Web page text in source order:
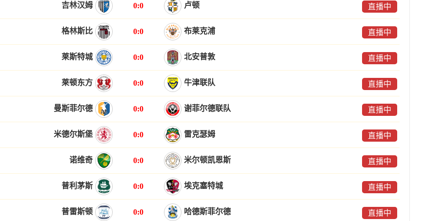
吉林汉姆 0:0 卢顿 直播中
格林斯比 0:0 布莱克浦 直播中
莱斯特城 0:0 北安普敦 直播中
莱顿东方 0:0 牛津联队 直播中
曼斯菲尔德 0:0 谢菲尔德联队 直播中
米德尔斯堡 0:0 雷克瑟姆 直播中
诺维奇 0:0 米尔顿凯恩斯 直播中
普利茅斯 0:0 埃克塞特城 直播中
普雷斯顿 0:0 哈德斯菲尔德 直播中